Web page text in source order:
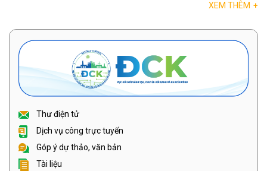
XEM THÊM +
Thư điện tử
Dịch vụ công trực tuyến
Góp ý dự thảo, văn bản
Tài liệu